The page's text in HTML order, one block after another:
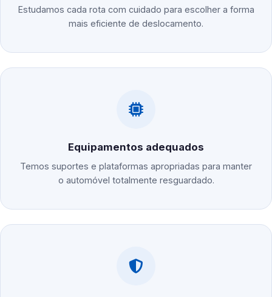
Estudamos cada rota com cuidado para escolher a forma
mais eficiente de deslocamento.
Equipamentos adequados
Temos suportes e plataformas apropriadas para manter
o automóvel totalmente resguardado.